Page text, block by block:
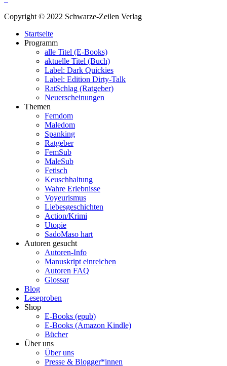
Copyright © 2022 Schwarze-Zeilen Verlag
Startseite
Programm
alle Titel (E-Books)
aktuelle Titel (Buch)
Label: Dark Quickies
Label: Edition Dirty-Talk
RatSchlag (Ratgeber)
Neuerscheinungen
Themen
Femdom
Maledom
Spanking
Ratgeber
FemSub
MaleSub
Fetisch
Keuschhaltung
Wahre Erlebnisse
Voyeurismus
Liebesgeschichten
Action/Krimi
Utopie
SadoMaso hart
Autoren gesucht
Autoren-Info
Manuskript einreichen
Autoren FAQ
Glossar
Blog
Leseproben
Shop
E-Books (epub)
E-Books (Amazon Kindle)
Bücher
Über uns
Über uns
Presse & Blogger*innen